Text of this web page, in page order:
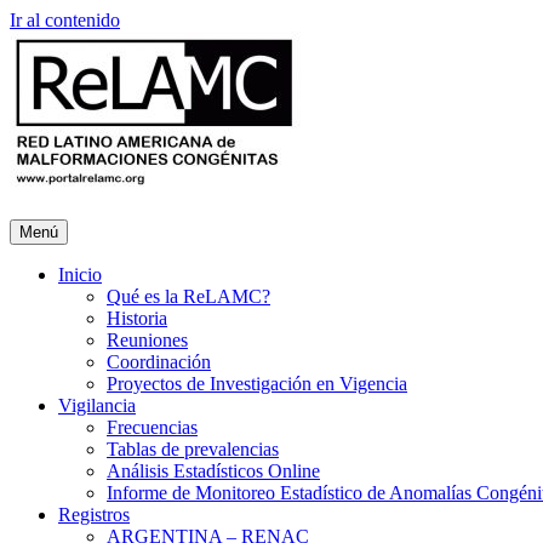
Ir al contenido
Menú
Inicio
Qué es la ReLAMC?
Historia
Reuniones
Coordinación
Proyectos de Investigación en Vigencia
Vigilancia
Frecuencias
Tablas de prevalencias
Análisis Estadísticos Online
Informe de Monitoreo Estadístico de Anomalías
Registros
ARGENTINA – RENAC